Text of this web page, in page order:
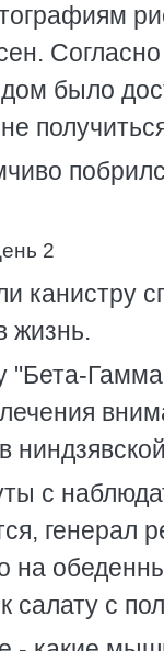
было
2
канистру
жизнь.
"Бета-
с
генерал
на
салату с